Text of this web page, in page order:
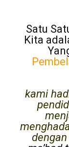
Satu
Kita
kami